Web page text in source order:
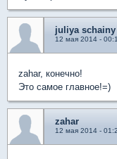
juliya schainy
12 мая 2014 -
zahar, конечно!
Это самое главное!=)
zahar
12 мая 2014 -